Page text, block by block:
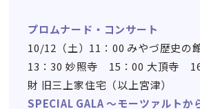
プロムナード・コンサート
10/12（土）11：00 みやづ歴史の
13：30 妙照寺 15：00 大頂寺
財 旧三上家住宅（以上宮津）
SPECIAL GALA ～モーツァルトか